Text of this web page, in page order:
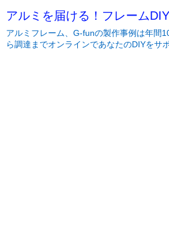
アルミを届ける！フレーム
アルミフレーム、G-funの製作事例は年
ら調達までオンラインであなたのDIYをサ